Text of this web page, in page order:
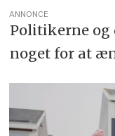
ANNONCE
Politikerne og
noget for at